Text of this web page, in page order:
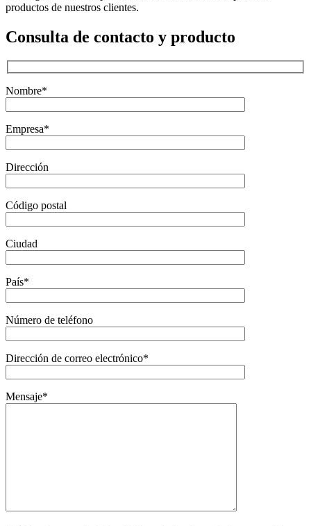
productos de nuestros clientes.
Consulta de contacto y producto
Nombre*
Empresa*
Dirección
Código postal
Ciudad
País*
Número de teléfono
Dirección de correo electrónico*
Mensaje*